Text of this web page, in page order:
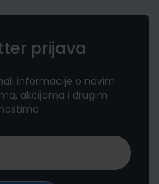
prijava
informacije o novim
akcijama i drugim